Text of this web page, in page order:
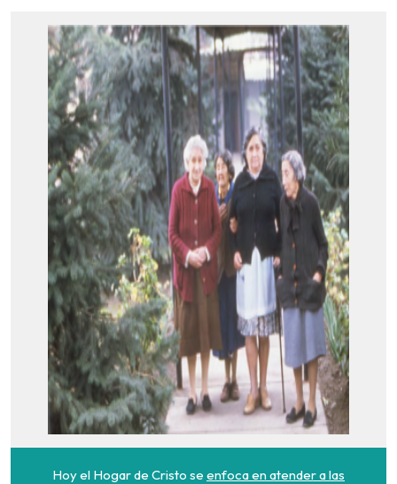
Hoy el Hogar de Cristo se enfoca en atender a las